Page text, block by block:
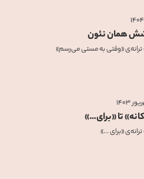
همان نئون
«وقتی به مستی می‌رسم»
تا «برای…»
«برای ...»